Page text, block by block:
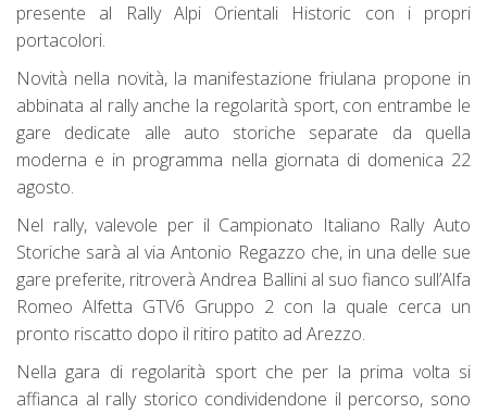
presente al Rally Alpi Orientali Historic con i propri
portacolori.
Novità nella novità, la manifestazione friulana propone in
abbinata al rally anche la regolarità sport, con entrambe le
gare dedicate alle auto storiche separate da quella
moderna e in programma nella giornata di domenica 22
agosto.
Nel rally, valevole per il Campionato Italiano Rally Auto
Storiche sarà al via Antonio Regazzo che, in una delle sue
gare preferite, ritroverà Andrea Ballini al suo fianco sull’Alfa
Romeo Alfetta GTV6 Gruppo 2 con la quale cerca un
pronto riscatto dopo il ritiro patito ad Arezzo.
Nella gara di regolarità sport che per la prima volta si
affianca al rally storico condividendone il percorso, sono